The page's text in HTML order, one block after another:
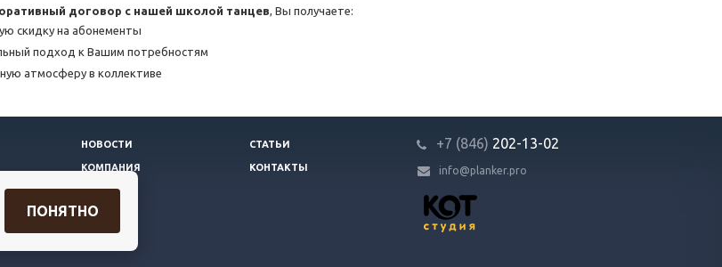
договор с нашей школой танцев, Вы получаете:
скидку на абонементы
подход к Вашим потребностям
атмосферу в коллективе
НОВОСТИ СТАТЬИ
КОМПАНИЯ КОНТАКТЫ
+7 (846) 202-13-02
info@planker.pro
ПОНЯТНО